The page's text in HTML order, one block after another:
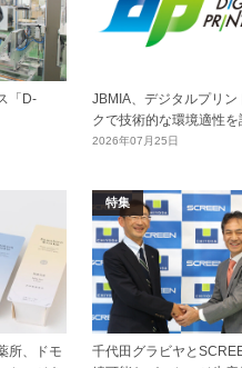
「D-
JBMIA、デジタルプリン
クで技術的な環境適性を
2026年07月25日
所、ドモ
特集
千代田グラビヤと